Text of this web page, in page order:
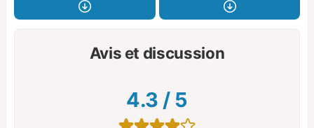
Avis et discussion
4.3 / 5